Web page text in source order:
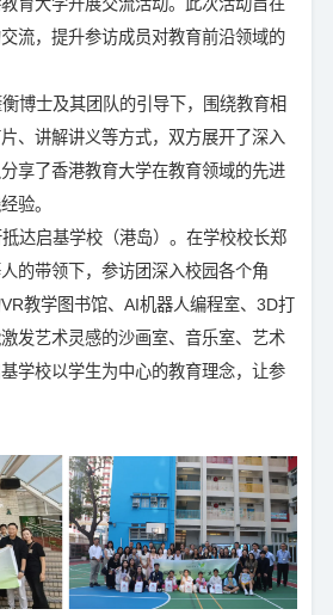
育大学开展交流活动。此次活动旨在
流，提升参访成员对教育前沿领域的
博士及其团队的引导下，围绕教育相
、讲解讲义等方式，双方展开了深入
享了香港教育大学在教育领域的先进
验。
抵达启基学校（港岛）。在学校校长郑
的带领下，参访团深入校园各个角
教学图书馆、AI机器人编程室、3D打
发艺术灵感的沙画室、音乐室、艺术
学校以学生为中心的教育理念，让参